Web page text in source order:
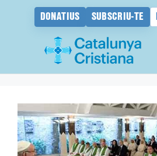
DONATIUS SUBSCRIU-TE
contingut